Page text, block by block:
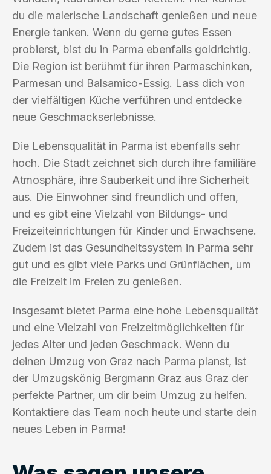
du die malerische Landschaft genießen und neue
Energie tanken. Wenn du gerne gutes Essen
probierst, bist du in Parma ebenfalls goldrichtig.
Die Region ist berühmt für ihren Parmaschinken,
Parmesan und Balsamico-Essig. Lass dich von
der vielfältigen Küche verführen und entdecke
neue Geschmackserlebnisse.
Die Lebensqualität in Parma ist ebenfalls sehr
hoch. Die Stadt zeichnet sich durch ihre familiäre
Atmosphäre, ihre Sauberkeit und ihre Sicherheit
aus. Die Einwohner sind freundlich und offen,
und es gibt eine Vielzahl von Bildungs- und
Freizeiteinrichtungen für Kinder und Erwachsene.
Zudem ist das Gesundheitssystem in Parma sehr
gut und es gibt viele Parks und Grünflächen, um
die Freizeit im Freien zu genießen.
Insgesamt bietet Parma eine hohe Lebensqualität
und eine Vielzahl von Freizeitmöglichkeiten für
jedes Alter und jeden Geschmack. Wenn du
deinen Umzug von Graz nach Parma planst, ist
der Umzugskönig Bergmann Graz aus Graz der
perfekte Partner, um dir beim Umzug zu helfen.
Kontaktiere das Team noch heute und starte dein
neues Leben in Parma!